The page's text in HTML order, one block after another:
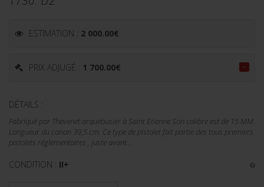
ESTIMATION : 2 000.00€
PRIX ADJUGÉ : 1 700.00€
DÉTAILS :
Fabriqué par Thevenet arquebusier à Saint Etienne Son calibre est de 15 MM.
Longueur du canon 39,5 cm. Ce type de pistolet fait partie des tous premiers
pistolets réglementaires , juste avant...
CONDITION : II+